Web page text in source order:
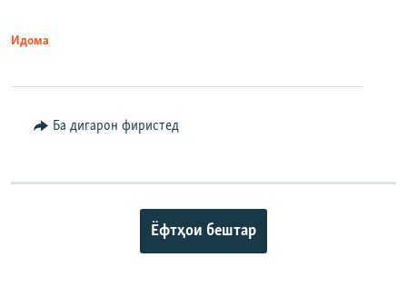
Идома
Ба дигарон фиристед
Ёфтҳои бештар